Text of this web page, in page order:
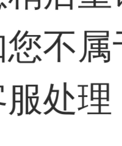
名家汇
您不
处理